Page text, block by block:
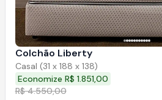
Colchão Liberty
Casal (31 x 188 x 138)
Economize R$ 1.851,00
R$ 4.550,00